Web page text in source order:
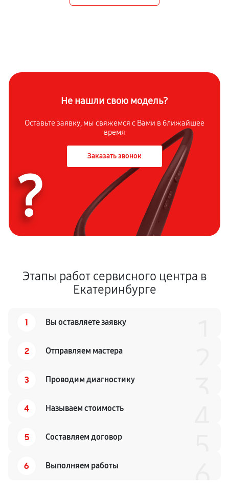
Не нашли свою модель?
Оставьте заявку, мы свяжемся с Вами в ближайшее
время
Заказать звонок
?
Этапы работ сервисного центра в
Екатеринбурге
1 Вы оставляете заявку
2 Отправляем мастера
3 Проводим диагностику
4 Называем стоимость
5 Составляем договор
6 Выполняем работы